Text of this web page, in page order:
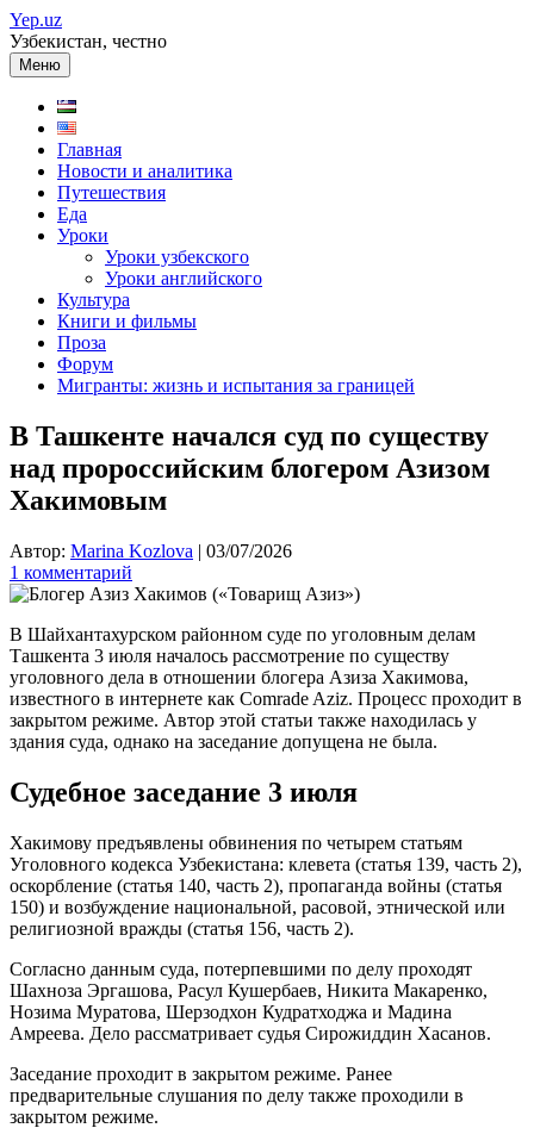
Перейти
к
содержимому
Yep.uz
Узбекистан, честно
Меню
Главная
Новости и аналитика
Путешествия
Еда
Уроки
Уроки узбекского
Уроки английского
Культура
Книги и фильмы
Проза
Форум
Мигранты: жизнь и испытания за границей
В Ташкенте начался суд по существу
над пророссийским блогером Азизом
Хакимовым
Автор: Marina Kozlova | 03/07/2026
1 комментарий
В Шайхантахурском районном суде по уголовным делам
Ташкента 3 июля началось рассмотрение по существу
уголовного дела в отношении блогера Азиза Хакимова,
известного в интернете как Comrade Aziz. Процесс проходит в
закрытом режиме. Автор этой статьи также находилась у
здания суда, однако на заседание допущена не была.
Судебное заседание 3 июля
Хакимову предъявлены обвинения по четырем статьям
Уголовного кодекса Узбекистана: клевета (статья 139, часть 2),
оскорбление (статья 140, часть 2), пропаганда войны (статья
150) и возбуждение национальной, расовой, этнической или
религиозной вражды (статья 156, часть 2).
Согласно данным суда, потерпевшими по делу проходят
Шахноза Эргашова, Расул Кушербаев, Никита Макаренко,
Нозима Муратова, Шерзодхон Кудратходжа и Мадина
Амреева. Дело рассматривает судья Сирожиддин Хасанов.
Заседание проходит в закрытом режиме. Ранее
предварительные слушания по делу также проходили в
закрытом режиме.